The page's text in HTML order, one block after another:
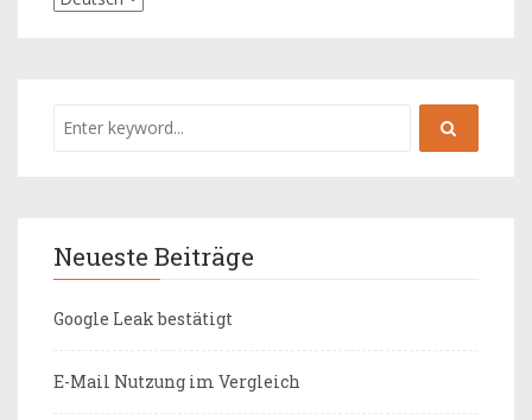
Neueste Beiträge
Google Leak bestätigt
E-Mail Nutzung im Vergleich